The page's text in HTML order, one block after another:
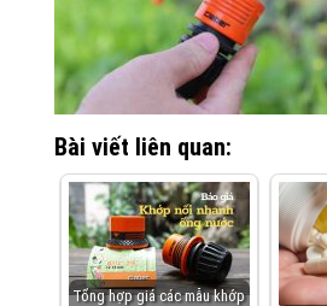
Bài viết liên quan:
Tổng hợp giá các mẫu khớp